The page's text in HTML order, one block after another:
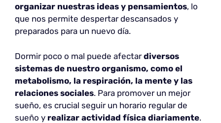
organizar nuestras ideas y pensamientos, lo
que nos permite despertar descansados y
preparados para un nuevo día.
Dormir poco o mal puede afectardiversos
sistemas de nuestro organismo, como el
metabolismo, la respiración, la mente y las
relaciones sociales. Para promover un mejor
sueño, es crucial seguir un horario regular de
sueño y realizar actividad física diariamente.